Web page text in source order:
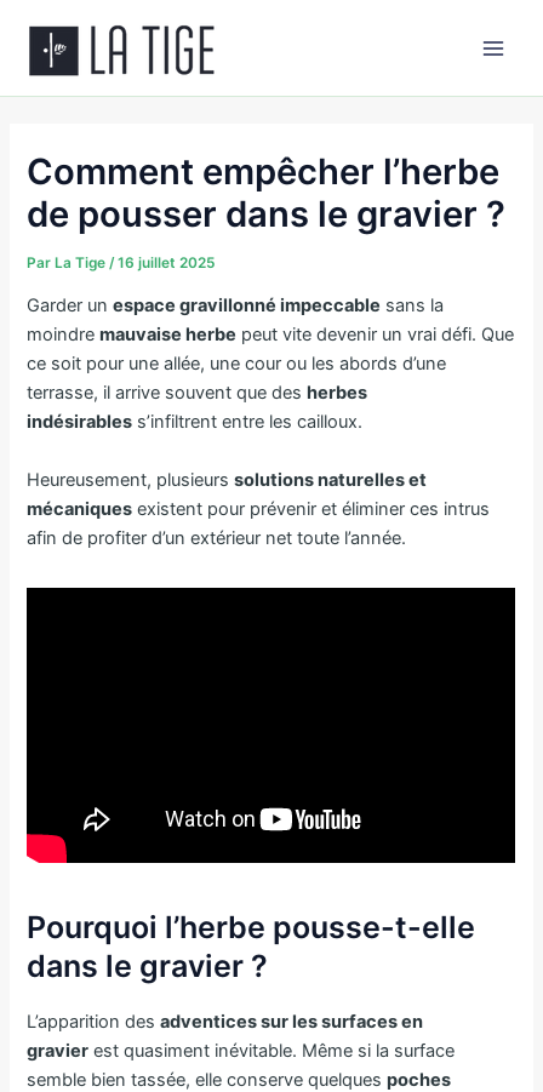
contenu
Comment empêcher l’herbe
de pousser dans le gravier ?
Par La Tige/16 juillet 2025
Garder unespace gravillonné impeccable sans la
moindremauvaise herbe peut vite devenir un vrai défi. Que
ce soit pour une allée, une cour ou les abords d’une
terrasse, il arrive souvent que des herbes
indésirables s’infiltrent entre les cailloux.
Heureusement, plusieurssolutions naturelles et
mécaniques existent pour prévenir et éliminer ces intrus
afin de profiter d’un extérieur net toute l’année.
Pourquoi l’herbe pousse-t-elle
dans le gravier ?
L’apparition desadventices sur les surfaces en
gravier est quasiment inévitable. Même si la surface
semble bien tassée, elle conserve quelquespoches